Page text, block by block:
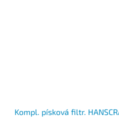
Kompl. písková filtr.